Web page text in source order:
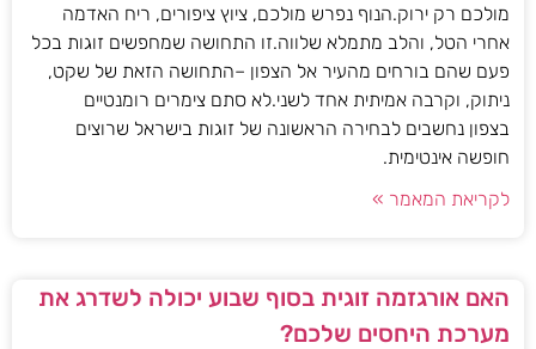
מולכם רק ירוק.הנוף נפרש מולכם, ציוץ ציפורים, ריח האדמה
אחרי הטל, והלב מתמלא שלווה.זו התחושה שמחפשים זוגות בכל
פעם שהם בורחים מהעיר אל הצפון –התחושה הזאת של שקט,
ניתוק, וקרבה אמיתית אחד לשני.לא סתם צימרים רומנטיים
בצפון נחשבים לבחירה הראשונה של זוגות בישראל שרוצים
חופשה אינטימית.
לקריאת המאמר »
האם אורגזמה זוגית בסוף שבוע יכולה לשדרג את
מערכת היחסים שלכם?